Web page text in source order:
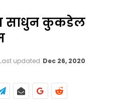
साधुन कुकडेल
Last updated Dec 26, 2020